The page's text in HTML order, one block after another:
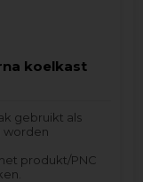
koelkast
gebruikt als
worden
produkt/PNC